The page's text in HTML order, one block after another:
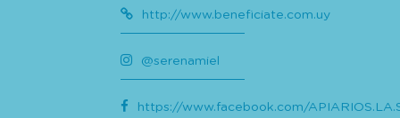
http://www.beneficiate.com.uy
@serenamiel
https://www.facebook.com/